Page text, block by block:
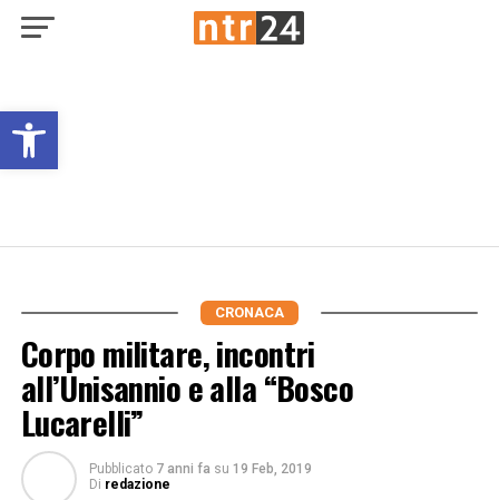
Open toolbar
CRONACA
Corpo militare, incontri
all’Unisannio e alla “Bosco
Lucarelli”
Pubblicato 7 anni fa su 19 Feb, 2019
Di redazione